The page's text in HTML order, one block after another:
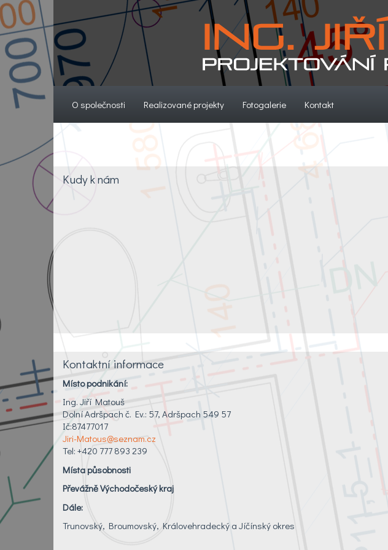
O společnosti (current)Realizované projekty(current)Fotogalerie(current)Kontakt(current)
Kudy k nám
Kontaktní informace
Místo podnikání:
Ing. Jiří Matouš
Dolní Adršpach č. Ev.: 57, Adršpach 549 57
Ič:87477017
Jiri-Matous@seznam.cz
Tel: +420 777 893 239
Místa působnosti
Převážně Východočeský kraj
Dále:
Trunovský, Broumovský, Královehradecký a Jíčínský okres